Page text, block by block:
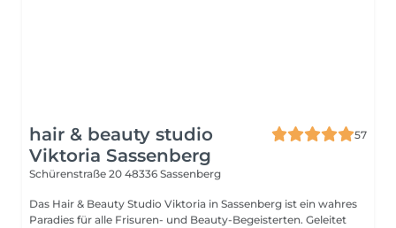
hair & beauty studio
Viktoria Sassenberg
57
Schürenstraße 20 48336 Sassenberg
Das Hair & Beauty Studio Viktoria in Sassenberg ist ein wahres
Paradies für alle Frisuren- und Beauty-Begeisterten. Geleitet